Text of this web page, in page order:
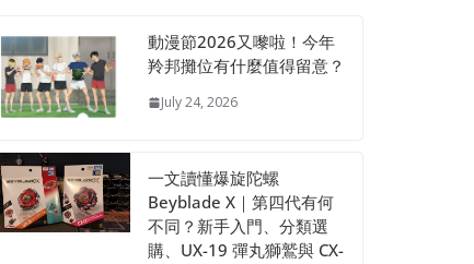
動漫節2026又嚟啦！今年
羚邦攤位有什麼值得留意？
July 24, 2026
一文讀懂爆旋陀螺
Beyblade X｜第四代有何
不同？新手入門、分類選
購、UX-19 彈丸獅鷲與 CX-